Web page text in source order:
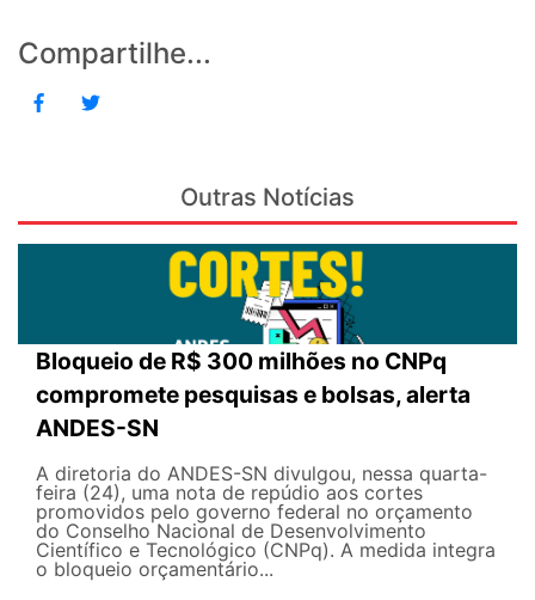
Compartilhe...
Outras Notícias
Bloqueio de R$ 300 milhões no CNPq
compromete pesquisas e bolsas, alerta
ANDES-SN
A diretoria do ANDES-SN divulgou, nessa quarta-
feira (24), uma nota de repúdio aos cortes
promovidos pelo governo federal no orçamento
do Conselho Nacional de Desenvolvimento
Científico e Tecnológico (CNPq). A medida integra
o bloqueio orçamentário...